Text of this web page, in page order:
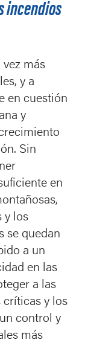
incendios
más
y a
en cuestión
y
Sin
en
y los
se quedan
a un
en las
a las
críticas y los
control y
más